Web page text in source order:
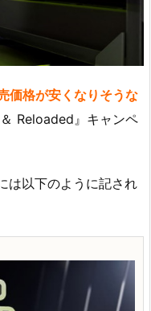
価格が安くなりそうな
Reloaded』キャンペ
は以下のように記され